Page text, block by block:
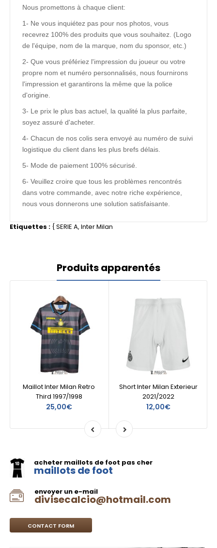
Nous promettons à chaque client:
1- Ne vous inquiétez pas pour nos photos, vous
recevrez 100% des produits que vous souhaitez. (Logo
de l'équipe, nom de la marque, nom du sponsor, etc.)
2- Que vous préfériez l'impression du joueur ou votre
propre nom et numéro personnalisés, nous fournirons
l'impression et garantirons la même que la police
d'origine.
3- Le prix le plus bas actuel, la qualité la plus parfaite,
soyez assuré d'acheter.
4- Chacun de nos colis sera envoyé au numéro de suivi
logistique du client dans les plus brefs délais.
5- Mode de paiement 100% sécurisé.
6- Veuillez croire que tous les problèmes rencontrés
dans votre commande, avec notre riche expérience,
nous vous donnerons une solution satisfaisante.
Etiquettes : {SERIE A, Inter Milan
Produits apparentés
Maillot Inter Milan Retro
Third 1997/1998
25,00€
Short Inter Milan Exterieur
2021/2022
12,00€
acheter maillots de foot pas cher
maillots de foot
envoyer un e-mail
divisecalcio@hotmail.com
CONTACT FORM